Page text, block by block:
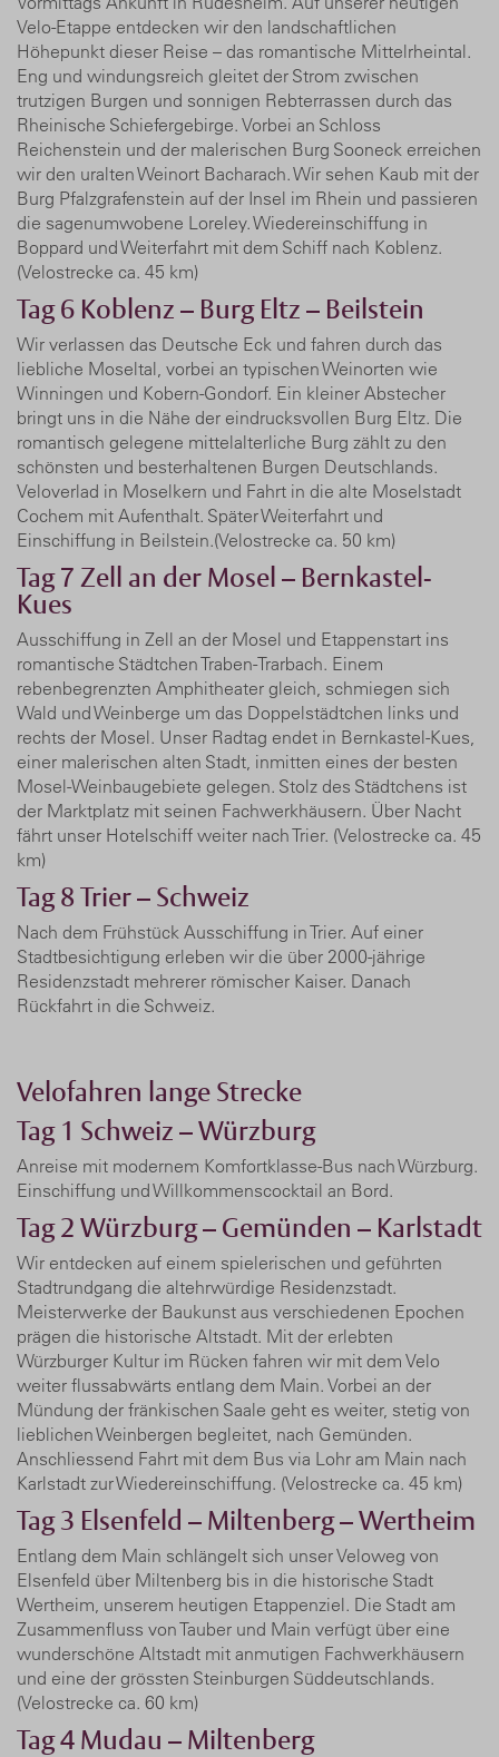
Velo-Etappe entdecken wir den landschaftlichen
Höhepunkt dieser Reise – das romantische Mittelrheintal.
Eng und windungsreich gleitet der Strom zwischen
trutzigen Burgen und sonnigen Rebterrassen durch das
Rheinische Schiefergebirge. Vorbei an Schloss
Reichenstein und der malerischen Burg Sooneck erreichen
wir den uralten Weinort Bacharach. Wir sehen Kaub mit der
Burg Pfalzgrafenstein auf der Insel im Rhein und passieren
die sagenumwobene Loreley. Wiedereinschiffung in
Boppard und Weiterfahrt mit dem Schiff nach Koblenz.
(Velostrecke ca. 45 km)
Tag 6 Koblenz – Burg Eltz – Beilstein
Wir verlassen das Deutsche Eck und fahren durch das
liebliche Moseltal, vorbei an typischen Weinorten wie
Winningen und Kobern-Gondorf. Ein kleiner Abstecher
bringt uns in die Nähe der eindrucksvollen Burg Eltz. Die
romantisch gelegene mittelalterliche Burg zählt zu den
schönsten und besterhaltenen Burgen Deutschlands.
Veloverlad in Moselkern und Fahrt in die alte Moselstadt
Cochem mit Aufenthalt. Später Weiterfahrt und
Einschiffung in Beilstein.(Velostrecke ca. 50 km)
Tag 7 Zell an der Mosel – Bernkastel-
Kues
Ausschiffung in Zell an der Mosel und Etappenstart ins
romantische Städtchen Traben-Trarbach. Einem
rebenbegrenzten Amphitheater gleich, schmiegen sich
Wald und Weinberge um das Doppelstädtchen links und
rechts der Mosel. Unser Radtag endet in Bernkastel-Kues,
einer malerischen alten Stadt, inmitten eines der besten
Mosel-Weinbaugebiete gelegen. Stolz des Städtchens ist
der Marktplatz mit seinen Fachwerkhäusern. Über Nacht
fährt unser Hotelschiff weiter nach Trier. (Velostrecke ca. 45
km)
Tag 8 Trier – Schweiz
Nach dem Frühstück Ausschiffung in Trier. Auf einer
Stadtbesichtigung erleben wir die über 2000-jährige
Residenzstadt mehrerer römischer Kaiser. Danach
Rückfahrt in die Schweiz.
Velofahren lange Strecke
Tag 1 Schweiz – Würzburg
Anreise mit modernem Komfortklasse-Bus nach Würzburg.
Einschiffung und Willkommenscocktail an Bord.
Tag 2 Würzburg – Gemünden – Karlstadt
Wir entdecken auf einem spielerischen und geführten
Stadtrundgang die altehrwürdige Residenzstadt.
Meisterwerke der Baukunst aus verschiedenen Epochen
prägen die historische Altstadt. Mit der erlebten
Würzburger Kultur im Rücken fahren wir mit dem Velo
weiter flussabwärts entlang dem Main. Vorbei an der
Mündung der fränkischen Saale geht es weiter, stetig von
lieblichen Weinbergen begleitet, nach Gemünden.
Anschliessend Fahrt mit dem Bus via Lohr am Main nach
Karlstadt zur Wiedereinschiffung. (Velostrecke ca. 45 km)
Tag 3 Elsenfeld – Miltenberg – Wertheim
Entlang dem Main schlängelt sich unser Veloweg von
Elsenfeld über Miltenberg bis in die historische Stadt
Wertheim, unserem heutigen Etappenziel. Die Stadt am
Zusammenfluss von Tauber und Main verfügt über eine
wunderschöne Altstadt mit anmutigen Fachwerkhäusern
und eine der grössten Steinburgen Süddeutschlands.
(Velostrecke ca. 60 km)
Tag 4 Mudau – Miltenberg